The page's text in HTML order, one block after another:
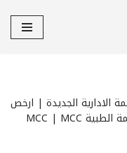
الادارية الجديدة | ارخص
مول العاصمة الطبية MCC | MCC